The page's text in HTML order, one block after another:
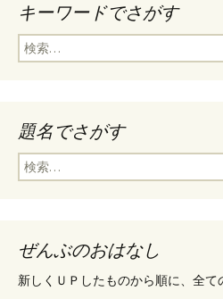
キーワードでさがす
検
索
題名でさがす
検
索
ぜんぶのおはなし
新しくＵＰしたものから順に、全て